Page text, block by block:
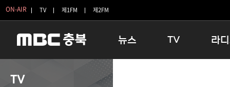
ON-AIR TV 제1FM 제2FM
뉴스 TV 라
TV